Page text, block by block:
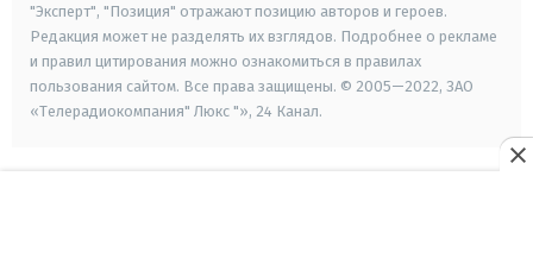
"Эксперт", "Позиция" отражают позицию авторов и героев.
Редакция может не разделять их взглядов. Подробнее о рекламе
и правил цитирования можно ознакомиться в правилах
пользования сайтом. Все права защищены. © 2005—2022, ЗАО
«Телерадиокомпания" Люкс "», 24 Канал.